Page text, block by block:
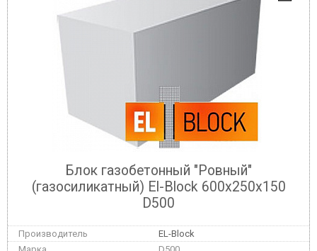
Блок газобетонный "Ровный"
(газосиликатный) El-Block 600х250х150
D500
EL-Block